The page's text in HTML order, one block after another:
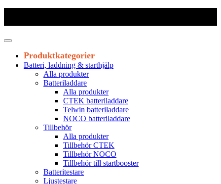
Produktkategorier
Batteri, laddning & starthjälp
Alla produkter
Batteriladdare
Alla produkter
CTEK batteriladdare
Telwin batteriladdare
NOCO batteriladdare
Tillbehör
Alla produkter
Tillbehör CTEK
Tillbehör NOCO
Tillbehör till startbooster
Batteritestare
Ljustestare